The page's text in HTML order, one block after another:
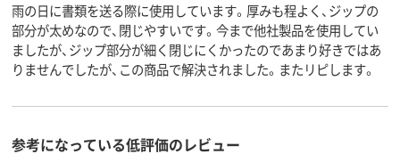
雨の日に書類を送る際に使用しています。厚みも程よく、ジップの
部分が太めなので、閉じやすいです。今まで他社製品を使用してい
ましたが、ジップ部分が細く閉じにくかったのであまり好きではあ
りませんでしたが、この商品で解決されました。またリピします。
参考になっている低評価のレビュー